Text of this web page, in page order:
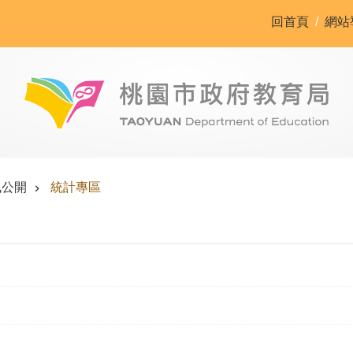
回首頁 網站
開 統計專區